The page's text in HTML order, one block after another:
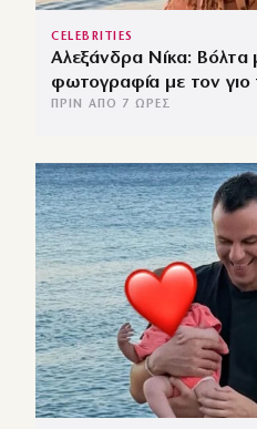
CELEBRITIES
Αλεξάνδρα Νίκα: Βόλτα
φωτογραφία με τον γιο
ΠΡΙΝ ΑΠΌ 7 ΏΡΕΣ